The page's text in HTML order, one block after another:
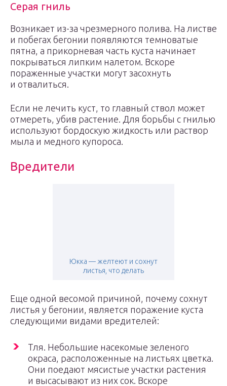
Серая гниль
Возникает из-за чрезмерного полива. На листве
и побегах бегонии появляются темноватые
пятна, а прикорневая часть куста начинает
покрываться липким налетом. Вскоре
пораженные участки могут засохнуть
и отвалиться.
Если не лечить куст, то главный ствол может
отмереть, убив растение. Для борьбы с гнилью
используют бордоскую жидкость или раствор
мыла и медного купороса.
Вредители
Юкка — желтеют и сохнут
листья, что делать
Еще одной весомой причиной, почему сохнут
листья у бегонии, является поражение куста
следующими видами вредителей:
Тля. Небольшие насекомые зеленого
окраса, расположенные на листьях цветка.
Они поедают мясистые участки растения
и высасывают из них сок. Вскоре